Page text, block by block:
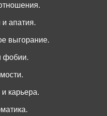
апатия.
выгорание.
фобии.
карьера.